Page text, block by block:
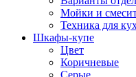
Мойки и
Техника для
Шкафы-купе
Цвет
Коричневые
Серые